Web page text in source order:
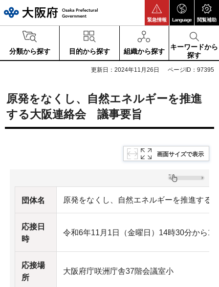
緊急情報 Language 閲覧補助
分類から探す 目的から探す 組織から探す
キーワードから
探す
更新日：2024年11月26日 ページID：97395
原発をなくし、自然エネルギーを推進
する大阪連絡会 議事要旨
画面サイズで表示
団体名 原発をなくし、自然エネルギーを推進する
応接日
時
令和6年11月1日（金曜日）14時30分から15
応接場
所
大阪府庁咲洲庁舎37階会議室小